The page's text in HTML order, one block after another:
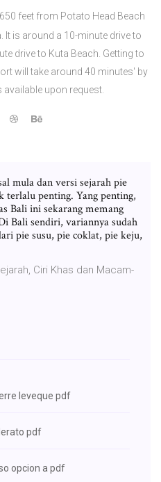
feet from Potato Head Beach
It is around a 10-minute drive to
drive to Kuta Beach. Getting to
will take around 40 minutes' by
upon request.
mula dan versi sejarah pie
terlalu penting. Yang penting,
Bali ini sekarang memang
Bali sendiri, variannya sudah
pie susu, pie coklat, pie keju,
Ciri Khas dan Macam-
leveque pdf
pdf
opcion a pdf